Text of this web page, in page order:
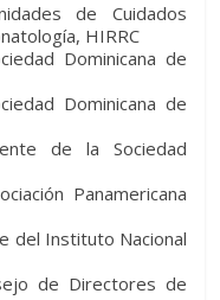
de Cuidados
HIRRC
Dominicana de
Dominicana de
de la Sociedad
Panamericana
del Instituto Nacional
de Directores de